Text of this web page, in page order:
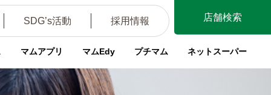
SDG’s活動 採用情報 店舗検索
マムアプリ マムEdy プチマム ネットスーパー